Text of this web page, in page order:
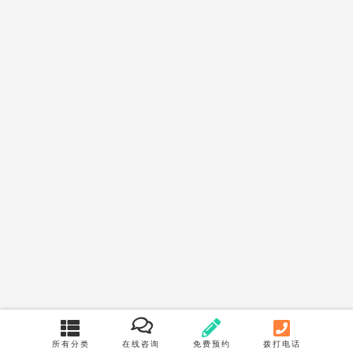
所有分类 在线咨询 免费预约 拨打电话